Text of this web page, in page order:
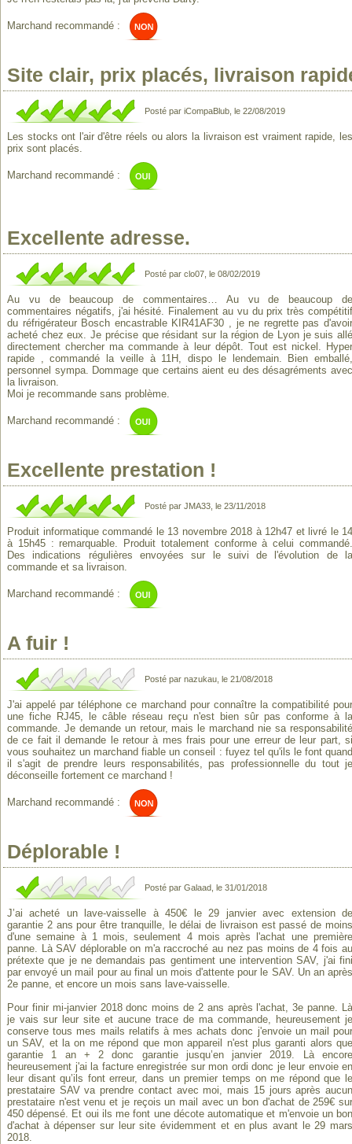
Marchand recommandé :
Site clair, prix placés, livraison
Posté par iCompaBlub, le 22/08/2019
Les stocks ont l'air d'être réels ou alors la livraison est vraiment rapide, les
prix sont placés.
Marchand recommandé :
Excellente adresse.
Posté par clo07, le 08/02/2019
Au vu de beaucoup de commentaires… Au vu de beaucoup de
commentaires négatifs, j'ai hésité. Finalement au vu du prix très compétitif
du réfrigérateur Bosch encastrable KIR41AF30 , je ne regrette pas d'avoir
acheté chez eux. Je précise que résidant sur la région de Lyon je suis allé
directement chercher ma commande à leur dépôt. Tout est nickel. Hyper
rapide , commandé la veille à 11H, dispo le lendemain. Bien emballé,
personnel sympa. Dommage que certains aient eu des désagréments avec
la livraison.
Moi je recommande sans problème.
Marchand recommandé :
Excellente prestation !
Posté par JMA33, le 23/11/2018
Produit informatique commandé le 13 novembre 2018 à 12h47 et livré le 14
à 15h45 : remarquable. Produit totalement conforme à celui commandé.
Des indications régulières envoyées sur le suivi de l'évolution de la
commande et sa livraison.
Marchand recommandé :
A fuir !
Posté par nazukau, le 21/08/2018
J'ai appelé par téléphone ce marchand pour connaître la compatibilité pour
une fiche RJ45, le câble réseau reçu n'est bien sûr pas conforme à la
commande. Je demande un retour, mais le marchand nie sa responsabilité
de ce fait il demande le retour à mes frais pour une erreur de leur part, si
vous souhaitez un marchand fiable un conseil : fuyez tel qu'ils le font quand
il s'agit de prendre leurs responsabilités, pas professionnelle du tout je
déconseille fortement ce marchand !
Marchand recommandé :
Déplorable !
Posté par Galaad, le 31/01/2018
J’ai acheté un lave-vaisselle à 450€ le 29 janvier avec extension de
garantie 2 ans pour être tranquille, le délai de livraison est passé de moins
d'une semaine à 1 mois, seulement 4 mois après l'achat une première
panne. Là SAV déplorable on m'a raccroché au nez pas moins de 4 fois au
prétexte que je ne demandais pas gentiment une intervention SAV, j'ai fini
par envoyé un mail pour au final un mois d'attente pour le SAV. Un an après
2e panne, et encore un mois sans lave-vaisselle.
Pour finir mi-janvier 2018 donc moins de 2 ans après l'achat, 3e panne. Là
je vais sur leur site et aucune trace de ma commande, heureusement je
conserve tous mes mails relatifs à mes achats donc j'envoie un mail pour
un SAV, et la on me répond que mon appareil n'est plus garanti alors que
garantie 1 an + 2 donc garantie jusqu’en janvier 2019. Là encore
heureusement j'ai la facture enregistrée sur mon ordi donc je leur envoie en
leur disant qu’ils font erreur, dans un premier temps on me répond que le
prestataire SAV va prendre contact avec moi, mais 15 jours après aucun
prestataire n'est venu et je reçois un mail avec un bon d'achat de 259€ sur
450 dépensé. Et oui ils me font une décote automatique et m'envoie un bon
d'achat à dépenser sur leur site évidemment et en plus avant le 29 mars
2018.